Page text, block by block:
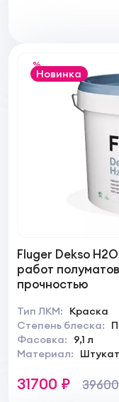
%
Новинка
Fluger Dekso
работ
прочностью
Тип ЛКМ:
Краска
Степень блеска:
Фасовка:
9,1 л
Материал:
31700 ₽